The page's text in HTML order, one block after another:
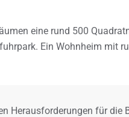
eine rund 500
Ein Wohnheim mit
Herausforderungen für die